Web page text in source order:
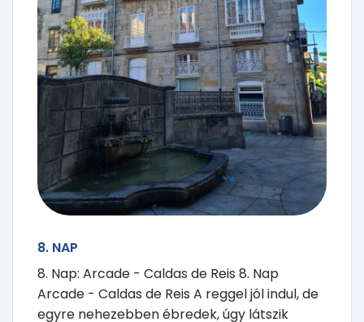
8. NAP
8. Nap: Arcade - Caldas de Reis 8. Nap
Arcade - Caldas de Reis A reggel jól indul, de
egyre nehezebben ébredek, úgy látszik